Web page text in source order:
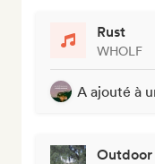
Rust
WHOLF
A ajouté à
Outdoor